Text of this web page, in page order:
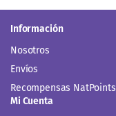
Información
Nosotros
Envíos
Recompensas NatPoints
Mi Cuenta